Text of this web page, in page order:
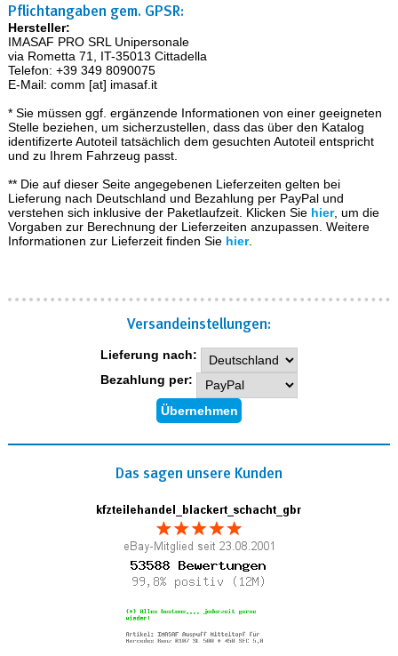
Pflichtangaben gem. GPSR:
Hersteller:
IMASAF PRO SRL Unipersonale
via Rometta 71, IT-35013 Cittadella
Telefon: +39 349 8090075
E-Mail: comm [at] imasaf.it
* Sie müssen ggf. ergänzende Informationen von einer geeigneten
Stelle beziehen, um sicherzustellen, dass das über den Katalog
identifizerte Autoteil tatsächlich dem gesuchten Autoteil entspricht
und zu Ihrem Fahrzeug passt.
** Die auf dieser Seite angegebenen Lieferzeiten gelten bei
Lieferung nach Deutschland und Bezahlung per PayPal und
verstehen sich inklusive der Paketlaufzeit. Klicken Sie hier, um die
Vorgaben zur Berechnung der Lieferzeiten anzupassen. Weitere
Informationen zur Lieferzeit finden Sie hier.
Versand­einstellungen:
Lieferung nach:
Bezahlung per:
Das sagen unsere Kunden